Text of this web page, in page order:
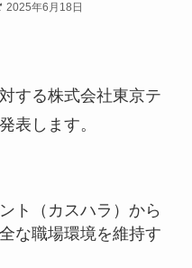
2025年6月18日
する株式会社東京テ
表します。
ト（カスハラ）から
な職場環境を維持す